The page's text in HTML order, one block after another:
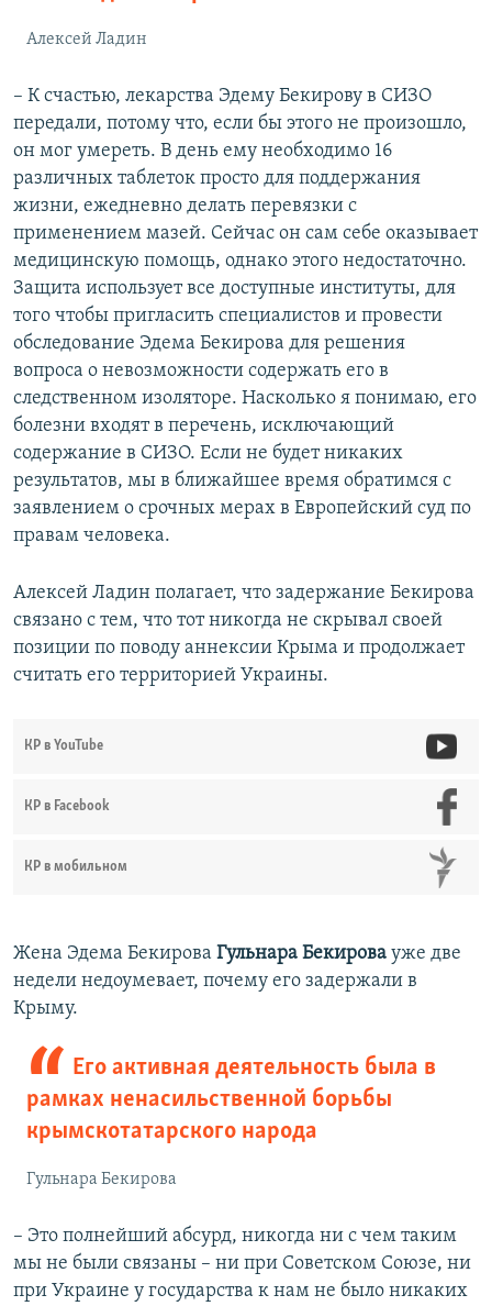
Алексей Ладин
– К счастью, лекарства Эдему Бекирову в СИЗО
передали, потому что, если бы этого не произошло,
он мог умереть. В день ему необходимо 16
различных таблеток просто для поддержания
жизни, ежедневно делать перевязки с
применением мазей. Сейчас он сам себе оказывает
медицинскую помощь, однако этого недостаточно.
Защита использует все доступные институты, для
того чтобы пригласить специалистов и провести
обследование Эдема Бекирова для решения
вопроса о невозможности содержать его в
следственном изоляторе. Насколько я понимаю, его
болезни входят в перечень, исключающий
содержание в СИЗО. Если не будет никаких
результатов, мы в ближайшее время обратимся с
заявлением о срочных мерах в Европейский суд по
правам человека.
Алексей Ладин полагает, что задержание Бекирова
связано с тем, что тот никогда не скрывал своей
позиции по поводу аннексии Крыма и продолжает
считать его территорией Украины.
КР в YouTube
КР в Facebook
КР в мобильном
Жена Эдема Бекирова Гульнара Бекирова уже две
недели недоумевает, почему его задержали в
Крыму.
Его активная деятельность была в
рамках ненасильственной борьбы
крымскотатарского народа
Гульнара Бекирова
– Это полнейший абсурд, никогда ни с чем таким
мы не были связаны – ни при Советском Союзе, ни
при Украине у государства к нам не было никаких